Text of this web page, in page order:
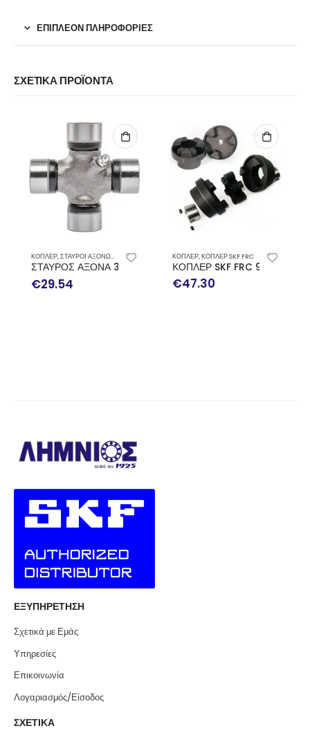
ΕΠΙΠΛΈΟΝ ΠΛΗΡΟΦΟΡΊΕΣ
ΣΧΕΤΙΚΆ ΠΡΟΪΌΝΤΑ
ΚΟΠΛΕΡ,ΣΤΑΥΡΟΙ ΑΞΟΝΩΝ ΑΥΤΟΚΙΝΗΤΩΝ ΚΑΙ ΜΗΧΑΝΗΜΑΤΩΝ
ΣΤΑΥΡΟΣ ΑΞΟΝΑ 34.9Χ106.5 ΓΡΑΣΣΑΔΟΡΑΚΙ ΠΛΑΙ (GUA17K)
€29.54
ΚΟΠΛΕΡ,ΚΟΠΛΕΡ SKF FRC
ΚΟΠΛΕΡ SKF FRC 90
€47.30
ΕΞΥΠΗΡΕΤΗΣΗ
Σχετικά με Εμάς
Υπηρεσίες
Επικοινωνία
Λογαριασμός/Είσοδος
ΣΧΕΤΙΚΑ